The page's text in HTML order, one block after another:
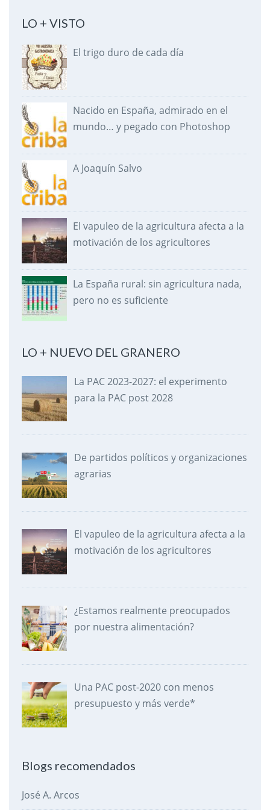
LO + VISTO
El trigo duro de cada día
Nacido en España, admirado en el
mundo… y pegado con Photoshop
A Joaquín Salvo
El vapuleo de la agricultura afecta a la
motivación de los agricultores
La España rural: sin agricultura nada,
pero no es suficiente
LO + NUEVO DEL GRANERO
La PAC 2023-2027: el experimento
para la PAC post 2028
De partidos políticos y organizaciones
agrarias
El vapuleo de la agricultura afecta a la
motivación de los agricultores
¿Estamos realmente preocupados
por nuestra alimentación?
Una PAC post-2020 con menos
presupuesto y más verde*
Blogs recomendados
José A. Arcos